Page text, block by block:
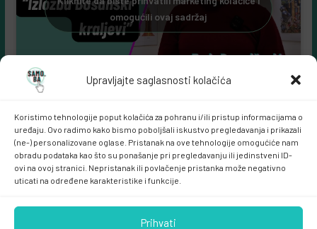
Upravljajte saglasnosti kolačića
Koristimo tehnologije poput kolačića za pohranu i/ili pristup informacijama o
uređaju. Ovo radimo kako bismo poboljšali iskustvo pregledavanja i prikazali
(ne-) personalizovane oglase. Pristanak na ove tehnologije omogućiće nam
obradu podataka kao što su ponašanje pri pregledavanju ili jedinstveni ID-
ovi na ovoj stranici. Nepristanak ili povlačenje pristanka može negativno
uticati na određene karakteristike i funkcije.
Prihvati
Kliknite da biste prihvatili marketing kolačiće i
Samo.ba MARKETING